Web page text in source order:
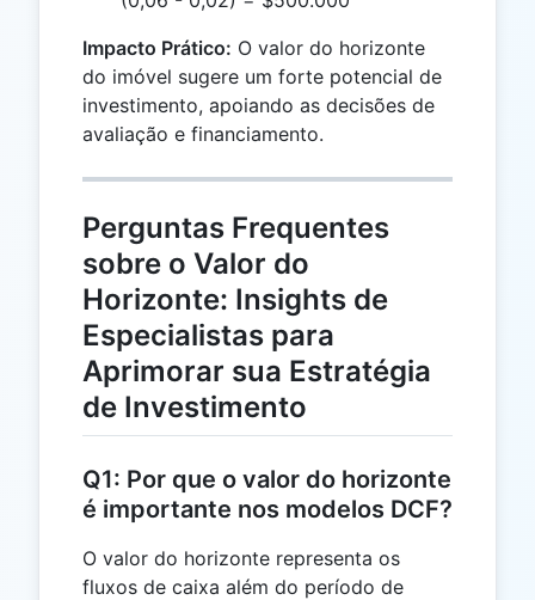
Impacto Prático: O valor do horizonte
do imóvel sugere um forte potencial de
investimento, apoiando as decisões de
avaliação e financiamento.
Perguntas Frequentes
sobre o Valor do
Horizonte: Insights de
Especialistas para
Aprimorar sua Estratégia
de Investimento
Q1: Por que o valor do horizonte
é importante nos modelos DCF?
O valor do horizonte representa os
fluxos de caixa além do período de